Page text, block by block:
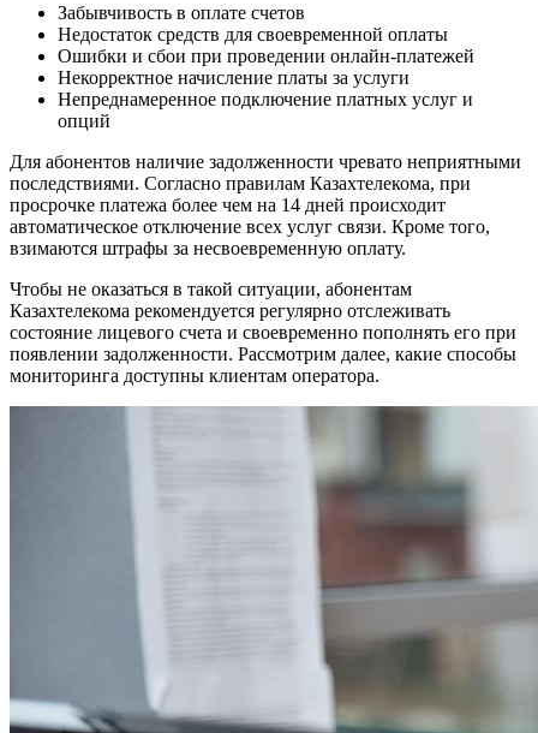
Забывчивость в оплате счетов
Недостаток средств для своевременной оплаты
Ошибки и сбои при проведении онлайн-платежей
Некорректное начисление платы за услуги
Непреднамеренное подключение платных услуг и
опций
Для абонентов наличие задолженности чревато неприятными
последствиями. Согласно правилам Казахтелекома, при
просрочке платежа более чем на 14 дней происходит
автоматическое отключение всех услуг связи. Кроме того,
взимаются штрафы за несвоевременную оплату.
Чтобы не оказаться в такой ситуации, абонентам
Казахтелекома рекомендуется регулярно отслеживать
состояние лицевого счета и своевременно пополнять его при
появлении задолженности. Рассмотрим далее, какие способы
мониторинга доступны клиентам оператора.